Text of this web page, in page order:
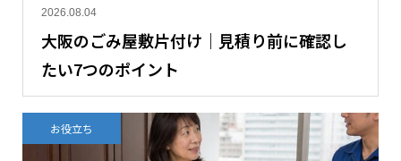
2026.08.04
大阪のごみ屋敷片付け｜見積り前に確認し
たい7つのポイント
お役立ち